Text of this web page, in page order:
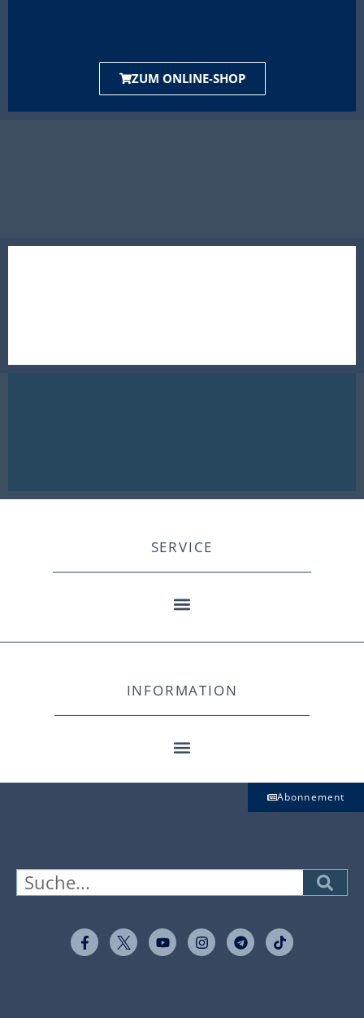
ZUM ONLINE-SHOP
SERVICE
INFORMATION
Abonnement